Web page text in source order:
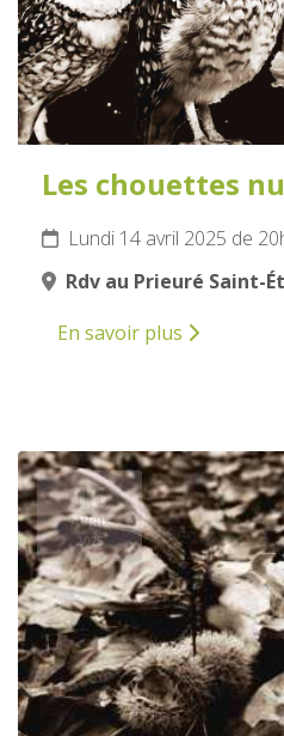
Les chouettes
Lundi 14 avril 2025 de
Rdv au Prieuré Saint-
En savoir plus
16
AVRIL
2025